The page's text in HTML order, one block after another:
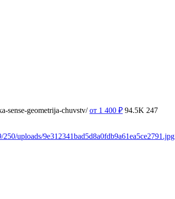
sense-geometrija-chuvstv/ от 1 400 ₽ 94.5K 247
uploads/9e312341bad5d8a0fdb9a61ea5ce2791.jpg